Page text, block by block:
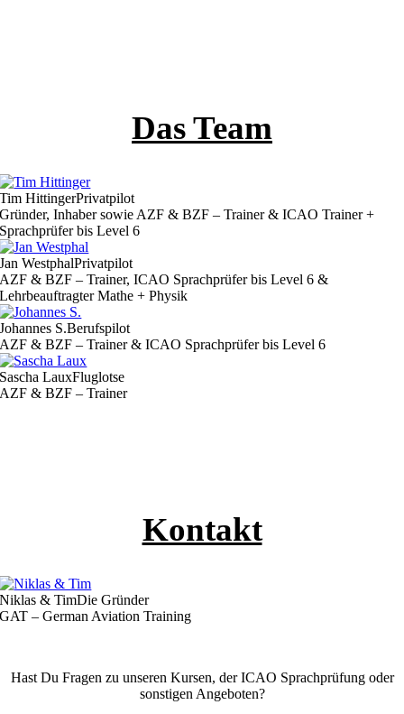
Das Team
Tim HittingerPrivatpilot
Gründer, Inhaber sowie AZF & BZF – Trainer & ICAO Trainer +
Sprachprüfer bis Level 6
Jan WestphalPrivatpilot
AZF & BZF – Trainer, ICAO Sprachprüfer bis Level 6 &
Lehrbeauftragter Mathe + Physik
Johannes S.Berufspilot
AZF & BZF – Trainer & ICAO Sprachprüfer bis Level 6
Sascha LauxFluglotse
AZF & BZF – Trainer
Kontakt
Niklas & TimDie Gründer
GAT – German Aviation Training
Hast Du Fragen zu unseren Kursen, der ICAO Sprachprüfung oder
sonstigen Angeboten?